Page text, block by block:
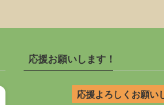
応援お願いします！
応援よろしくお願い